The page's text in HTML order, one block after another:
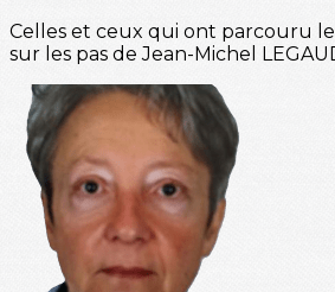
Celles et ceux qui ont parcouru
sur les pas de Jean-Michel